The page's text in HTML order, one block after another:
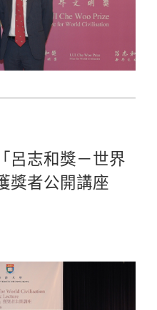
呂志和獎－世界
獎者公開講座